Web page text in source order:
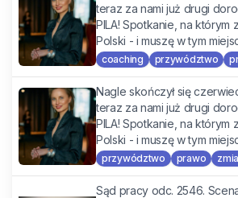
teraz za nami już drugi
PILA! Spotkanie, na którym
Polski - i muszę w tym
coaching przywództwo
Nagle skończył się
teraz za nami już drugi
PILA! Spotkanie, na którym
Polski - i muszę w tym
przywództwo prawo
Sąd pracy odc. 2546.